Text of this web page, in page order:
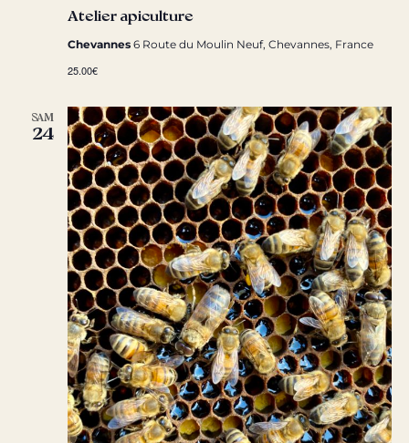
Atelier apiculture
Chevannes 6 Route du Moulin Neuf, Chevannes, France
25.00€
SAM
24